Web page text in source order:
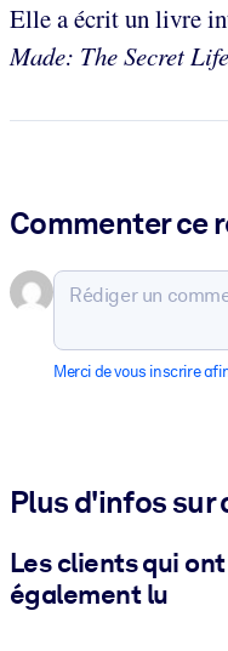
Elle a écrit un livre
Made: The Secret
Commenter ce
Merci de vous inscrire
Plus d'infos sur
Les clients qui
également lu